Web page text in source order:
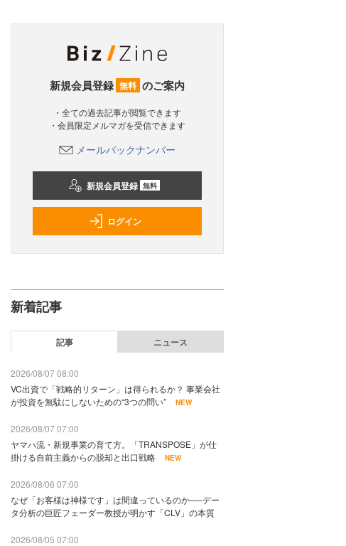
新規会員登録 無料 のご案内
・全ての過去記事が閲覧できます
・会員限定メルマガを受信できます
メールバックナンバー
新規会員登録 無料
ログイン
新着記事
記事 ニュース
2026/08/07 08:00
VC出資で「戦略的リターン」は得られるか？ 事業会社
が投資を無駄にしないための“3つの問い”
NEW
2026/08/07 07:00
ヤマハ流・新規事業の育て方。「TRANSPOSE」が仕
掛ける自前主義からの脱却と出口戦略
NEW
2026/08/06 07:00
なぜ「お客様は神様です」は間違っているのか──デー
タ分析の巨匠フェーダー教授が明かす「CLV」の本質
2026/08/05 07:00